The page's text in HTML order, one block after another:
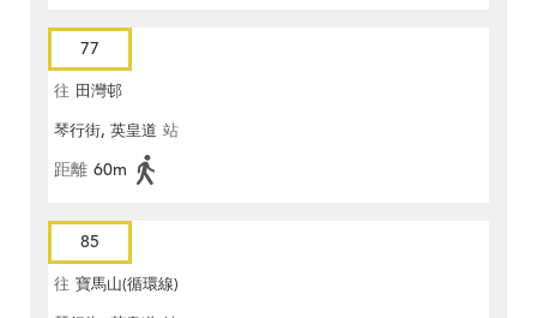
77
往 田灣邨
琴行街, 英皇道 站
距離 60m
85
往 寶馬山(循環線)